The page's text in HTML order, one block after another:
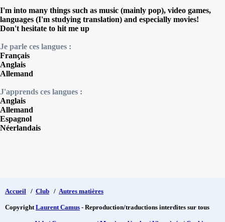
I'm into many things such as music (mainly pop), video games,
languages (I'm studying translation) and especially movies!
Don't hesitate to hit me up
Je parle ces langues :
Français
Anglais
Allemand
J'apprends ces langues :
Anglais
Allemand
Espagnol
Néerlandais
Accueil / Club / Autres matières
CopyrightLaurent Camus - Reproduction/traductions interdites sur tous